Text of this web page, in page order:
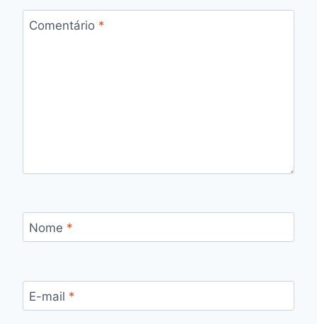
Comentário *
Nome *
E-mail *